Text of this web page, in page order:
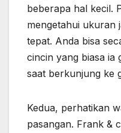
beberapa hal kecil.
mengetahui ukuran
tepat. Anda bisa
cincin yang biasa ia
saat berkunjung ke
Kedua, perhatikan
pasangan. Frank &